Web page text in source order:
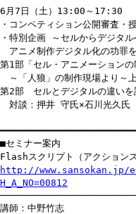
6月7日（土）13:00～17:30
・コンペティション公開審査・
・特別企画 ～セルからデジタル
アニメ制作デジタル化の功罪
第1部「セル・アニメーションの
～「人狼」の制作現場より～
第2部 セルとデジタルの違いを
対談：押井 守氏×石川光久氏
■セミナー案内
Flashスクリプト（アクション
http://www.sansokan.jp/
H_A_NO=00812
講師：中野竹志